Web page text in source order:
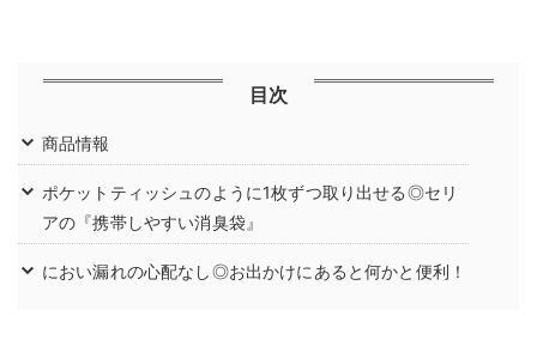
目次
商品情報
ポケットティッシュのように1枚ずつ取り出せる◎セリ
アの『携帯しやすい消臭袋』
におい漏れの心配なし◎お出かけにあると何かと便利！